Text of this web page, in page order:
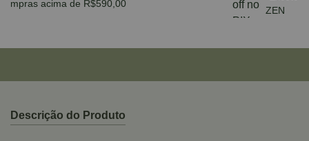
para compras acima de R$590,00
Descrição do Produto